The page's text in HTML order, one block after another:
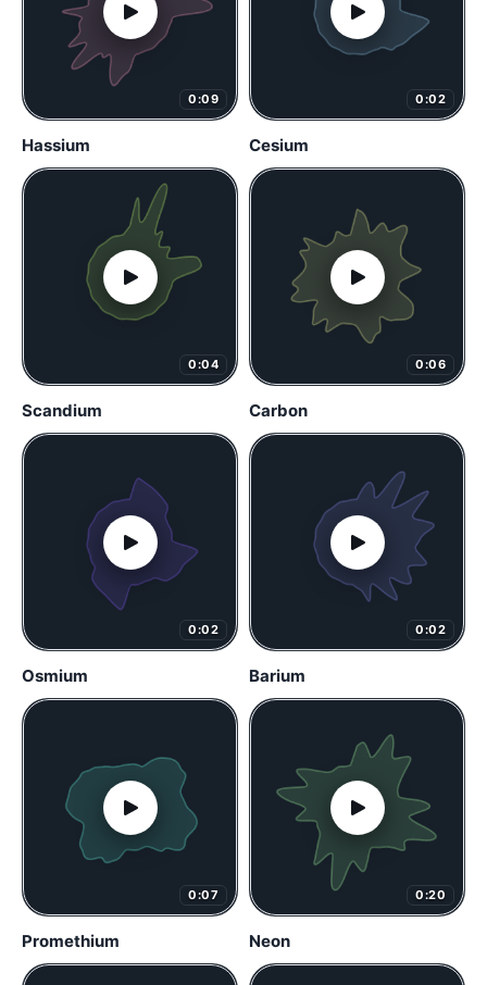
0:09
Hassium
0:02
Cesium
0:04
Scandium
0:06
Carbon
0:02
Osmium
0:02
Barium
0:07
Promethium
0:20
Neon